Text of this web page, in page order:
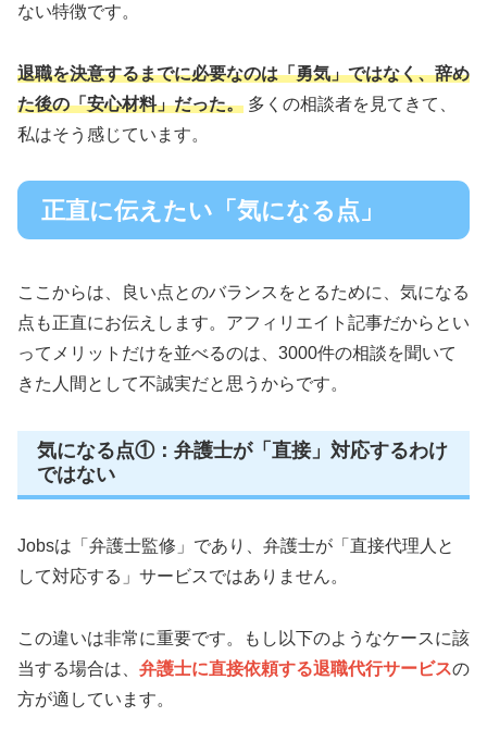
ない特徴です。
退職を決意するまでに必要なのは「勇気」ではなく、辞め
た後の「安心材料」だった。 多くの相談者を見てきて、
私はそう感じています。
正直に伝えたい「気になる点」
ここからは、良い点とのバランスをとるために、気になる
点も正直にお伝えします。アフィリエイト記事だからとい
ってメリットだけを並べるのは、3000件の相談を聞いて
きた人間として不誠実だと思うからです。
気になる点①：弁護士が「直接」対応するわけ
ではない
Jobsは「弁護士監修」であり、弁護士が「直接代理人と
して対応する」サービスではありません。
この違いは非常に重要です。もし以下のようなケースに該
当する場合は、 弁護士に直接依頼する退職代行サービスの
方が適しています。